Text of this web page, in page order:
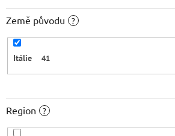
Země původu ?
Itálie 41
Region ?